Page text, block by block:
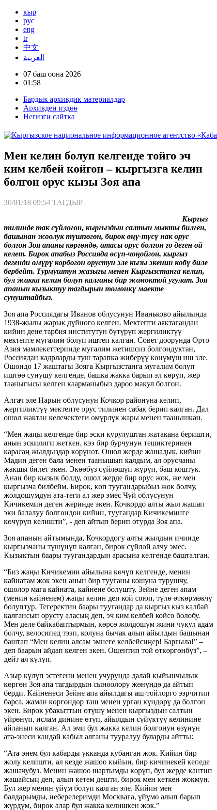
кыр
рус
eng
tr
中文
العربية
07 баш оона 2026
01:58
Бардык архивдик материалдар
Архивден издөө
Негизги сайтка
Мен келин болуп келгенде тойго эч
ким келбей койгон – кыргызга келин
болгон орус кызы Зоя апа
30/01/18 09:54 ТАГДЫР
Кыргыз
тилинде так сүйлөгөн, кыргыздын салтын мыкты билген,
башынан жоолук түшпөгөн, бирок өңү-түсү нак орус
болгон Зоя апаны көргөндө, атасы орус болгон го деген ой
келет. Бирок апабыз Россияда өсүп-чоңойгон, кыргыз
дегенди өмүрү көрбөгөн орустун эле кызы экенин көбү биле
бербейт. Турмуштун жазыгы менен Кыргызстанга келип,
бул жакка келин болуп калганы бир жомоктой угулат. Зоя
апанын кызыктуу тагдырын төмөнкү маекте
сунуштайбыз.
Зоя апа Россиядагы Иванов облусунун Иваньково айылында
1938-жылы жарык дүйнөгө келген. Мектепти аяктагандан
кийин дене тарбия институтун бүтүрүп жергиликтүү
мектепте мугалим болуп иштеп калган. Совет доорунда Орто
Азия мамлекеттеринде мугалим жетишсиз болгондуктан,
Россиядан кадрларды туш тарапка жиберүү көнүмүш иш эле.
Ошондо 17 жаштагы Зояга Кыргызстанга мугалим болуп
иштөө сунушу келгенде, башка жакка барып эл көрүп, жер
тааныгысы келген каарманыбыз дароо макул болгон.
Алгач эле Нарын облусунун Кочкор районуна келип,
жергиликтүү мектепте орус тилинен сабак берип калган. Дал
ошол жактан келечектеги өмүрлүк жары менен таанышкан.
“Мен жаңы келгенде бир эски курулуштан жатакана беришти,
анын эскилиги жеткен, кээ бир бурчунун тешиктеринен
карасаң жылдыздар көрүнөт. Ошол жерде жашадык, кийин
Мадин деген бала менен таанышып калдым, ал орусчаны
жакшы билет экен. Экөөбүз сүйлөшүп жүрүп, баш коштук.
Анан бир кызык болду, ошол жерде бир орус жок, же мен
кыргызча билбейм. Бирок, көп туугандарыбыз жок болчу,
жолдошумдун ата-теги ал жер эмес Чүй облусунун
Кичикемин деген жеринде экен. Кочкордо алты жыл жашап
эки балалуу болгондон кийин, туугандар Кичикеминге
көчүрүп келишти”, - деп айтып берип отурда Зоя апа.
Зоя апанын айтымында, Кочкордогу алты жылдын ичинде
кыргызчаны түшүнүп калган, бирок сүйлөй алчу эмес.
Кызыктын баары туугандардын арасына келгенде башталган.
“Биз жаңы Кичикемин айылына көчүп келгенде, менин
кайнатам жок экен анын бир тууганы кошуна турушчу,
ошолор мага кайната, кайнене болушту. Зейне деген апам
(менин кайненем) жаңы келин деп кой союп, түлө өткөрмөкчү
болуптур. Тегеректин баары туугандар да кыргыз кыз калбай
калгансып орусту аласың деп, эч ким келбей койсо болобу.
Мен деле байкабаптырмын, көрсө жолдошум жини чукул адам
болчу, велосипед тээп, колуна бычак алып айылдын башынан
баштап “Мен келин алсам эмнеге келбейсиңер! Баргыла!” –
деп баарын айдап келген экен. Ошентип той өткөргөнбүз”, –
дейт ал күлүп.
Азыр күлүп эстегени менен учурунда далай кыйынчылык
көргөн Зоя апа тагдырдын сыноолору жөнүндө да айтып
берди. Кайненеси Зейне апа айылдагы аш-тойлорго ээрчитип
барса, жаман көргөндөр таш менен урган күндөрү да болгон
экен. Бирок убакыттын өтүшү менен кыргыздын салтын
үйрөнүп, ислам динине өтүп, айылдын сүйүктүү келинине
айланып калган. Ал эми бул жакка келин болгонун өзүнүн
ата-энеси кандай кабыл алганы тууралуу буларды айтты:
“Ата-энем бул кабарды укканда кубанган жок. Кийин бир
жолу келишти, ал кезде жашоо кыйын, бир кичинекей кепеде
жашачубуз. Менин жашоо шартымды көрүп, бул жерде кантип
жашайсың деп, алып кетем дешти, бирок мен кеткен жокмун.
Бул жер менин үйүм болуп калган эле. Кийин мен
балдарымды, неберелеримди Москвага, үйүмө алып барып
жүрдүм, бирок алар бул жакка келишкен жок.”